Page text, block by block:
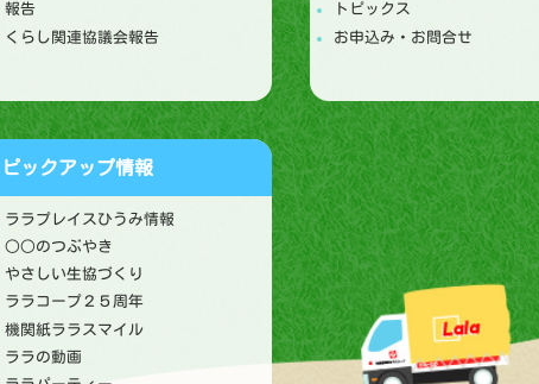
報告
くらし関連協議会報告
トピックス
お申込み・お問合せ
ピックアップ情報
ララプレイスひうみ情報
○○のつぶやき
やさしい生協づくり
ララコープ２５周年
機関紙ララスマイル
ララの動画